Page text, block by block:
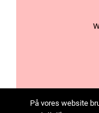
På vores website